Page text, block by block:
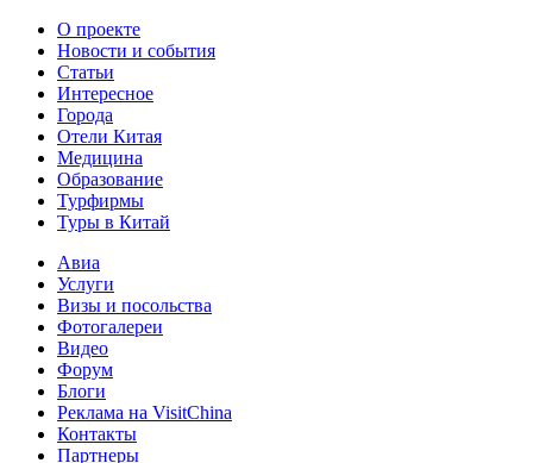
О проекте
Новости и события
Статьи
Интересное
Города
Отели Китая
Медицина
Образование
Турфирмы
Туры в Китай
Авиа
Услуги
Визы и посольства
Фотогалереи
Видео
Форум
Блоги
Реклама на VisitChina
Контакты
Партнеры